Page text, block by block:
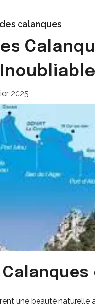
calanques
2025
une beauté naturelle